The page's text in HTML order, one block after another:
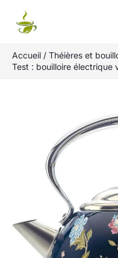
Accueil
Théières et
Test : bouilloire électrique